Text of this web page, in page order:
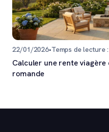
22/01/2026•Temps de lecture :
Calculer une rente viagère
romande